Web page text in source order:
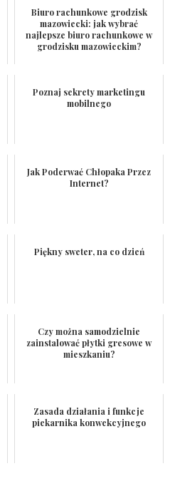
Biuro rachunkowe grodzisk
mazowiecki: jak wybrać
najlepsze biuro rachunkowe w
grodzisku mazowieckim?
Poznaj sekrety marketingu
mobilnego
Jak Poderwać Chłopaka Przez
Internet?
Piękny sweter, na co dzień
Czy można samodzielnie
zainstalować płytki gresowe w
mieszkaniu?
Zasada działania i funkcje
piekarnika konwekcyjnego